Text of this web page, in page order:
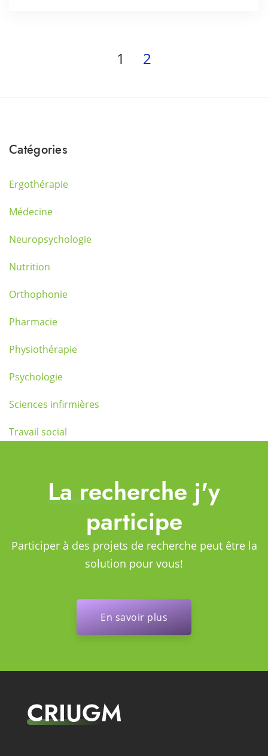
1 2
Catégories
Ergothérapie
Médecine
Neuropsychologie
Nutrition
Orthophonie
Pharmacie
Physiothérapie
Psychologie
Sciences infirmières
Travail social
La recherche j'y
participe
Participer à des projets de recherche peut être la
solution pour vous!
En savoir plus
CRIUGM